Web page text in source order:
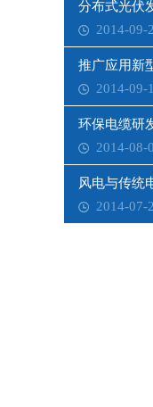
分布式光伏
2014-09-
推广应用新
2014-09-
环保电缆研
2014-08-
风电与传统
2014-07-